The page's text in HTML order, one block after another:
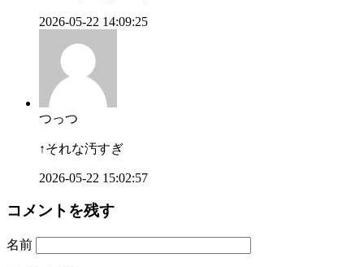
2026-05-22 14:09:25
つっつ
↑それな汚すぎ
2026-05-22 15:02:57
コメントを残す
名前